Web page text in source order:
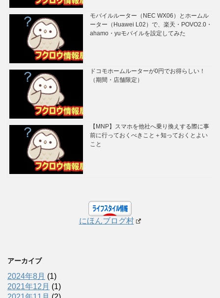
モバイルルーター（NEC WX06）とホームル
ーター（Huawei L02）で、楽天・POVO2.0・
ahamo・yuモバイルを設定してみた
ドコモホームルーターが0円でお得らしい！
（期間・店舗限定）
【MNP】スマホを他社へ乗り換えする際に事
前に行っておくべきこと＋知っておくとよい
こと
にほんブログ村
アーカイブ
2024年8月 (1)
2021年12月 (1)